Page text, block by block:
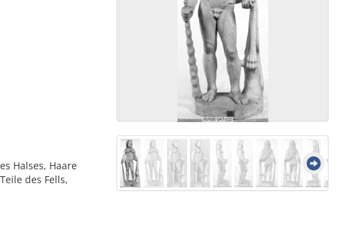
Halses, Haare
des Fells,